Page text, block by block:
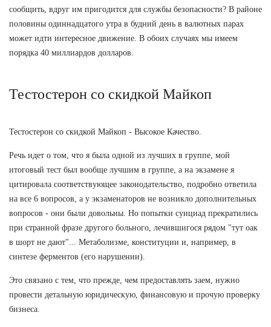
сообщить, вдруг им пригодится для службы безопасности? В районе
половины одиннадцатого утра в будний день в валютных парах
может идти интересное движение. В обоих случаях мы имеем
порядка 40 миллиардов долларов.
Тестостерон со скидкой Майкоп
Тестостерон со скидкой Майкоп - Высокое Качество.
Речь идет о том, что я была одной из лучших в группе, мой
итоговый тест был вообще лучшим в группе, а на экзамене я
цитировала соответствующее законодательство, подробно ответила
на все 6 вопросов, а у экзаменаторов не возникло дополнительных
вопросов - они были довольны. Но попытки суициад прекратились
при странной фразе другого больного, лечившигося рядом "тут оак
в шорт не дают"... Метаболизме, конституции и, например, в
синтезе ферментов (его нарушении).
Это связано с тем, что прежде, чем предоставлять заем, нужно
провести детальную юридическую, финансовую и прочую проверку
бизнеса.